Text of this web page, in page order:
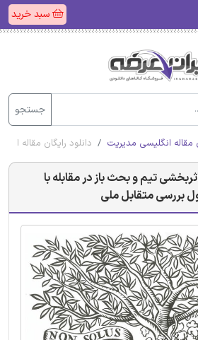
سبد خرید
جستجو
مقاله انگلیسی مدیریت دانلود رایگان مقاله
تیم و بحث باز در مقابله با
بررسی متقابل ملی